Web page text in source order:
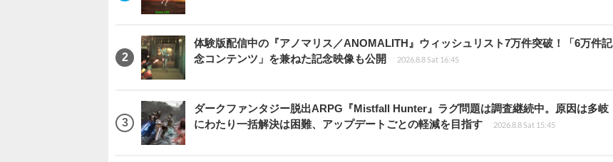
体験版配信中の『アノマリス／ANOMALITH』ウィッシュリスト7万件突破！「6万件記
念コンテンツ」を兼ねた記念映像も公開
2026.8.8 Sat 16:45
ダークファンタジー脱出ARPG『Mistfall Hunter』ラグ問題は調査継続中。原因は多岐
にわたり一括解決は困難、アップデートごとの軽減を目指す
2026.8.8 Sat 15:45